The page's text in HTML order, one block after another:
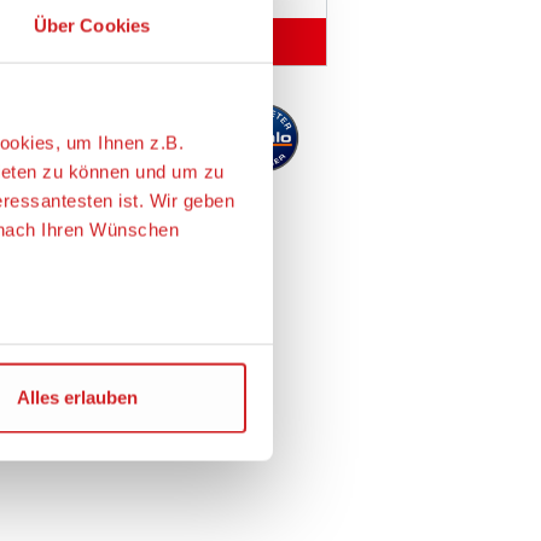
um Ihnen z.B.
zu können und um zu
Ihren Wünschen
übertragen. Genaueres
Daten
Maßnahmen zur
der EU auch bei der
widerrufen.
weitere Angebote anzeigen